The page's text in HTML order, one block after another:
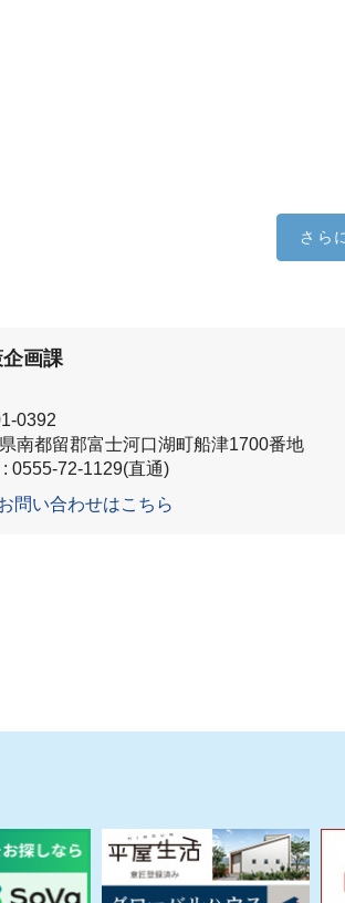
さら
画課
0392
南都留郡富士河口湖町船津1700番地
: 0555-72-1129(直通)
問い合わせはこちら